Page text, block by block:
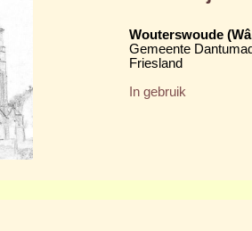
Wouterswoude
Gemeente
Friesland
In gebruik